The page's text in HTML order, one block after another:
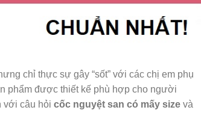
chỉ thực sự gây “sốt” với các chị em phụ
phẩm được thiết kế phù hợp cho người
với câu hỏi cốc nguyệt san có mấy size và